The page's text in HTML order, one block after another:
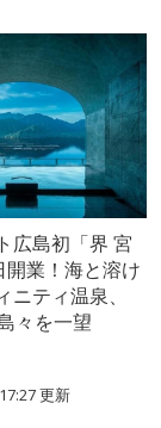
広島初「界 宮
業！海と溶け
ニティ温泉、
々を一望
更新